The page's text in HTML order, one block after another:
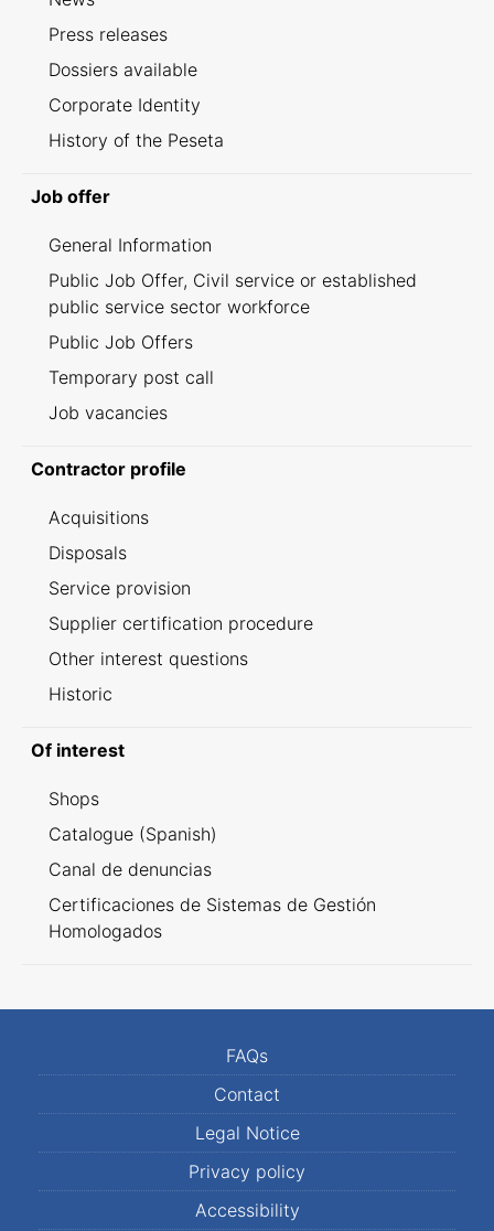
Press releases
Dossiers available
Corporate Identity
History of the Peseta
Job offer
General Information
Public Job Offer, Civil service or established
public service sector workforce
Public Job Offers
Temporary post call
Job vacancies
Contractor profile
Acquisitions
Disposals
Service provision
Supplier certification procedure
Other interest questions
Historic
Of interest
Shops
Catalogue (Spanish)
Canal de denuncias
Certificaciones de Sistemas de Gestión
Homologados
FAQs
Contact
Legal Notice
Privacy policy
Accessibility